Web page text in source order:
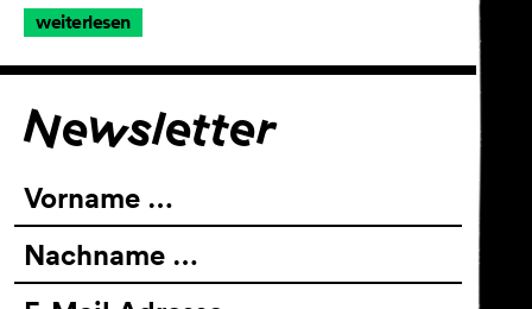
weiterlesen
Für den
Newsletter
Vorname …
Nachname …
E-Mail Adresse …